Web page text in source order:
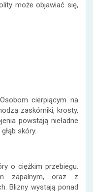
może objawiać się,
cierpiącym na
zaskórniki, krosty,
powstają nieładne
skóry.
o ciężkim przebiegu.
zapalnym, oraz z
Blizny wystają ponad